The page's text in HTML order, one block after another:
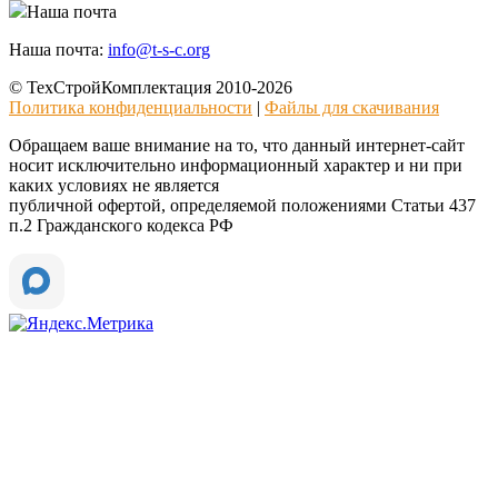
Наша почта
Наша почта: info@t-s-c.org
© ТехСтройКомплектация 2010-2026
Политика конфиденциальности
Файлы для скачивания
Обращаем ваше внимание на то, что данный интернет-сайт
носит исключительно информационный характер и ни при
каких условиях не является
публичной офертой, определяемой положениями Статьи 437
п.2 Гражданского кодекса РФ